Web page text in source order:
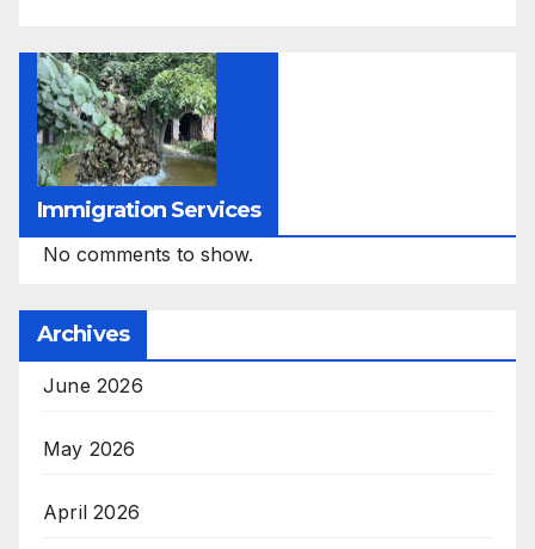
Immigration Services
No comments to show.
Archives
June 2026
May 2026
April 2026